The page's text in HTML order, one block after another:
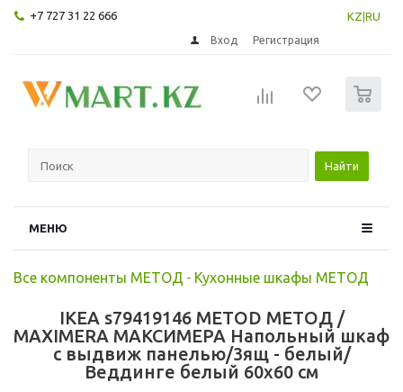
+7 727 31 22 666 KZ RU
Вход Регистрация
Найти
МЕНЮ
Все компоненты МЕТОД - Кухонные шкафы МЕТОД
IKEA s79419146 METOD МЕТОД /
MAXIMERA МАКСИМЕРА Напольный шкаф
с выдвиж панелью/3ящ - белый/
Веддинге белый 60x60 см